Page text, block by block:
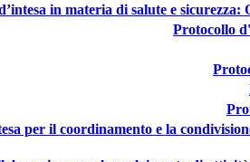
in materia di salute e
Protocollo
per il coordinamento e la